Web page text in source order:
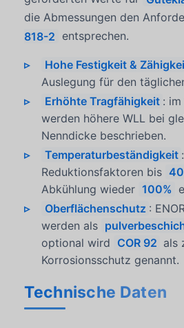
die Abmessungen den
818-2 entsprechen.
Hohe Festigkeit &
Auslegung für den
Erhöhte Tragfähigkeit :
werden höhere WLL bei
Nenndicke beschrieben.
Temperaturbeständigkeit
Reduktionsfaktoren bis
Abkühlung wieder 100%
Oberflächenschutz :
werden als
optional wird COR 92 als
Korrosionsschutz genannt.
Technische Daten